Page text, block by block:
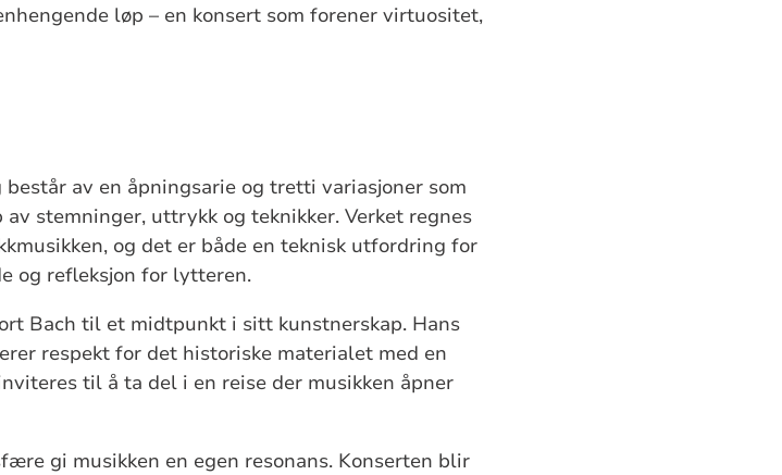
løp – en konsert som forener virtuositet,
av en åpningsarie og tretti variasjoner som
stemninger, uttrykk og teknikker. Verket regnes
og det er både en teknisk utfordring for
og refleksjon for lytteren.
Bach til et midtpunkt i sitt kunstnerskap. Hans
respekt for det historiske materialet med en
til å ta del i en reise der musikken åpner
gi musikken en egen resonans. Konserten blir